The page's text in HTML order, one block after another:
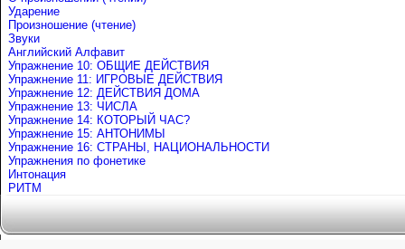
Ударение
Произношение (чтение)
Звуки
Английский Алфавит
Упражнение 10: ОБЩИЕ ДЕЙСТВИЯ
Упражнение 11: ИГРОВЫЕ ДЕЙСТВИЯ
Упражнение 12: ДЕЙСТВИЯ ДОМА
Упражнение 13: ЧИСЛА
Упражнение 14: КОТОРЫЙ ЧАС?
Упражнение 15: АНТОНИМЫ
Упражнение 16: СТРАНЫ, НАЦИОНАЛЬНОСТИ
Упражнения по фонетике
Интонация
РИТМ